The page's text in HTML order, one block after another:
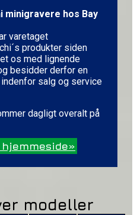
minigravere hos Bay
varetaget
produkter siden
os med lignende
besidder derfor en
salg og service
dagligt overalt på
modeller